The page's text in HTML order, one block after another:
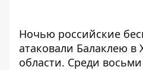
Ночью российские
атаковали Балаклею в
области. Среди